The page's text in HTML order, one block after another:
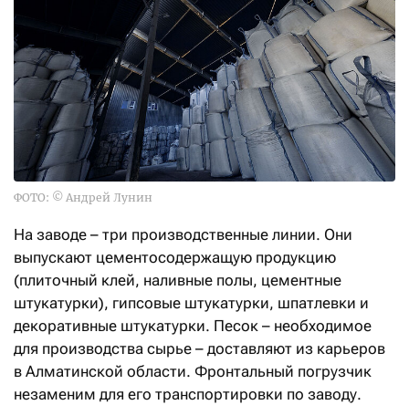
ФОТО: © Андрей Лунин
На заводе – три производственные линии. Они
выпускают цементосодержащую продукцию
(плиточный клей, наливные полы, цементные
штукатурки), гипсовые штукатурки, шпатлевки и
декоративные штукатурки. Песок – необходимое
для производства сырье – доставляют из карьеров
в Алматинской области. Фронтальный погрузчик
незаменим для его транспортировки по заводу.